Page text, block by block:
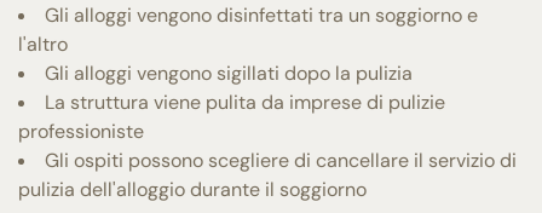
Gli alloggi vengono disinfettati tra un soggiorno e
l'altro
Gli alloggi vengono sigillati dopo la pulizia
La struttura viene pulita da imprese di pulizie
professioniste
Gli ospiti possono scegliere di cancellare il servizio di
pulizia dell'alloggio durante il soggiorno